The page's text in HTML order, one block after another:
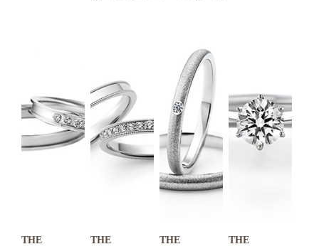
THE
THE
THE
THE